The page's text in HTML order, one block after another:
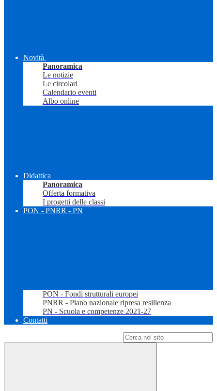
Novità
Panoramica
Le notizie
Le circolari
Calendario eventi
Albo online
Didattica
Panoramica
Offerta formativa
I progetti delle classi
PON - PNRR - PN
PON - Fondi strutturali europei
PNRR - Piano nazionale ripresa resilienza
PN - Scuola e competenze 2021-27
Contatti